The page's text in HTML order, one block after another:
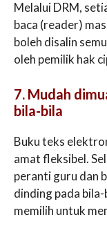
Melalui DRM,
baca (reader)
boleh disalin
oleh pemilik hak
7. Mudah
bila-bila
Buku teks
amat fleksibel.
peranti guru dan
dinding pada bila-
memilih untuk